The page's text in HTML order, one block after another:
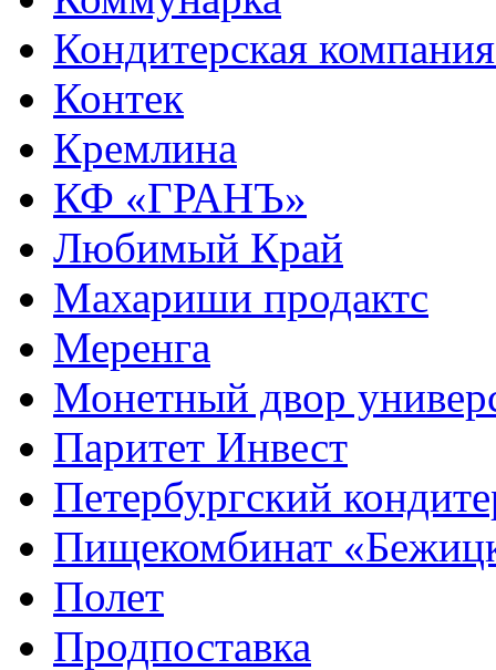
Кондитерская
Контек
Кремлина
КФ «ГРАНЪ»
Любимый Край
Махариши продактс
Меренга
Монетный двор
Паритет Инвест
Петербургский
Пищекомбинат
Полет
Продпоставка